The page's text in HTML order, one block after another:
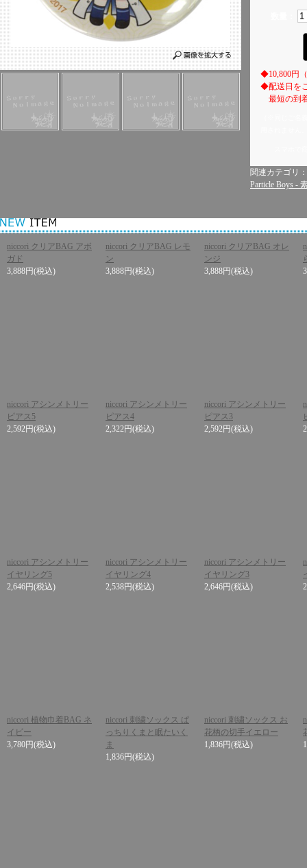
◆10,800円
◆配送日を
最短の到
関連カテゴリ：
Particle Boys -
niccori クリアBAG アボ
ガド
3,888円(税込)
niccori クリアBAG レモ
ン
3,888円(税込)
niccori クリアBAG オレ
ンジ
3,888円(税込)
niccori アシンメトリー
ピアス5
2,592円(税込)
niccori アシンメトリー
ピアス4
2,322円(税込)
niccori アシンメトリー
ピアス3
2,592円(税込)
niccori アシンメトリー
イヤリング5
2,646円(税込)
niccori アシンメトリー
イヤリング4
2,538円(税込)
niccori アシンメトリー
イヤリング3
2,646円(税込)
niccori 植物巾着BAG ネ
イビー
3,780円(税込)
niccori 刺繍ソックス ぱ
っちりくまと眠たいく
ま
1,836円(税込)
niccori 刺繍ソックス お
花柄の切手イエロー
1,836円(税込)